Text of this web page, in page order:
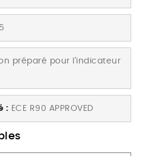
préparé pour l'indicateur
: ECE R90 APPROVED